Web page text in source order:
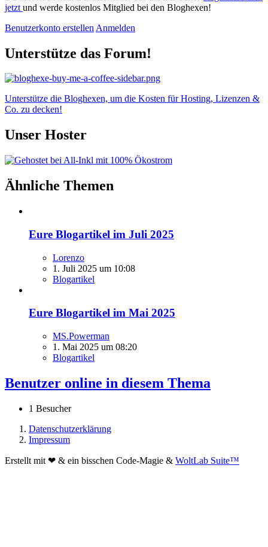
jetzt und werde kostenlos Mitglied bei den Bloghexen!
Benutzerkonto erstellen Anmelden
Unterstütze das Forum!
Unterstütze die Bloghexen, um die Kosten für Hosting, Lizenzen &
Co. zu decken!
Unser Hoster
Ähnliche Themen
Eure Blogartikel im Juli 2025
Lorenzo
1. Juli 2025 um 10:08
Blogartikel
Eure Blogartikel im Mai 2025
MS.Powerman
1. Mai 2025 um 08:20
Blogartikel
Benutzer online in diesem Thema
1 Besucher
Datenschutzerklärung
Impressum
Erstellt mit ❤ & ein bisschen Code-Magie & WoltLab Suite™